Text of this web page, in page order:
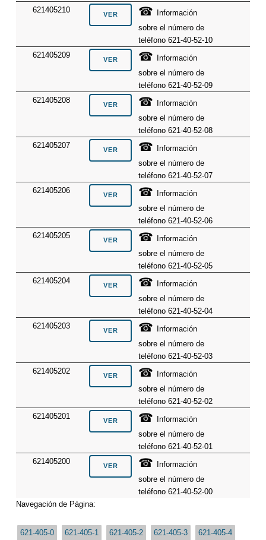
621405210
☎
Información
sobre el número de
teléfono 621-40-52-10
621405209
☎
Información
sobre el número de
teléfono 621-40-52-09
621405208
☎
Información
sobre el número de
teléfono 621-40-52-08
621405207
☎
Información
sobre el número de
teléfono 621-40-52-07
621405206
☎
Información
sobre el número de
teléfono 621-40-52-06
621405205
☎
Información
sobre el número de
teléfono 621-40-52-05
621405204
☎
Información
sobre el número de
teléfono 621-40-52-04
621405203
☎
Información
sobre el número de
teléfono 621-40-52-03
621405202
☎
Información
sobre el número de
teléfono 621-40-52-02
621405201
☎
Información
sobre el número de
teléfono 621-40-52-01
621405200
☎
Información
sobre el número de
teléfono 621-40-52-00
Navegación de Página:
621-405-0 621-405-1 621-405-2 621-405-3 621-405-4